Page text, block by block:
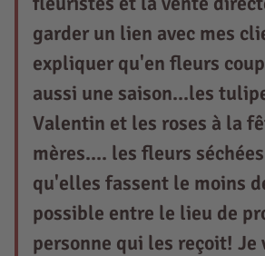
garder un lien avec mes
expliquer qu'en fleurs
aussi une saison...les
Valentin et les roses à la
mères.... les fleurs
qu'elles fassent le moins
possible entre le lieu de
personne qui les reçoit! Je